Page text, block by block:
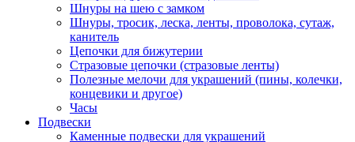
Шнуры на шею с замком
Шнуры, тросик, леска, ленты, проволока, сутаж,
канитель
Цепочки для бижутерии
Стразовые цепочки (стразовые ленты)
Полезные мелочи для украшений (пины, колечки,
концевики и другое)
Часы
Подвески
Каменные подвески для украшений